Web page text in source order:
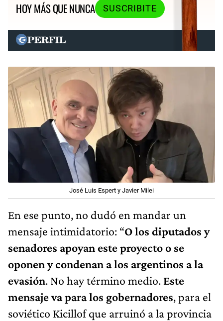
HOY MÁS QUE NUNCA
SUSCRIBITE
José Luis Espert y Javier Milei
En ese punto, no dudó en mandar un
mensaje intimidatorio: “O los diputados y
senadores apoyan este proyecto o se
oponen y condenan a los argentinos a la
evasión. No hay término medio. Este
mensaje va para los gobernadores, para el
soviético Kicillof que arruinó a la provincia